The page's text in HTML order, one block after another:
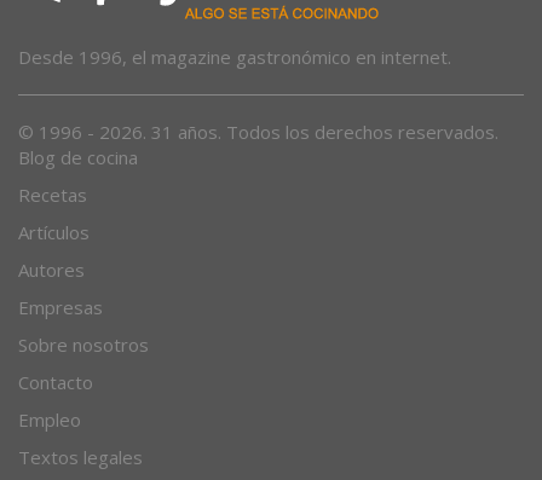
Desde 1996, el magazine gastronómico en internet.
© 1996 - 2026. 31 años. Todos los derechos reservados.
Blog de cocina
Recetas
Artículos
Autores
Empresas
Sobre nosotros
Contacto
Empleo
Textos legales